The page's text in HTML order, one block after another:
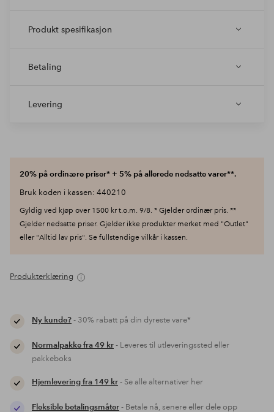
Produkt spesifikasjon
Betaling
Levering
20% på ordinære priser* + 5% på allerede nedsatte varer**.
Bruk koden i kassen: 440210
Gyldig ved kjøp over 1500 kr t.o.m. 9/8. * Gjelder ordinær pris. **
Gjelder nedsatte priser. Gjelder ikke produkter merket med "Outlet"
eller "Alltid lav pris". Se fullstendige vilkår i kassen.
Produkterklæring
Ny kunde?- 30% rabatt på din dyreste vare*
Normalpakke fra 49 kr- Leveres til utleveringssted eller
pakkeboks
Hjemlevering fra 149 kr- Se alle alternativer her
Fleksible betalingsmåter- Betale nå, senere eller dele opp